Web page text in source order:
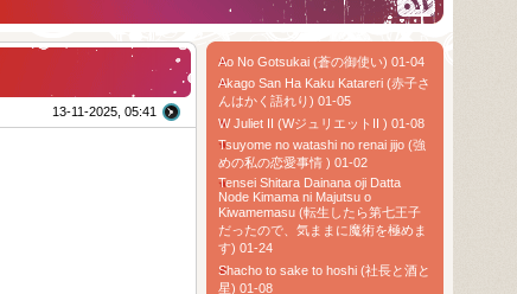
13-11-2025, 05:41
Ao No Gotsukai (蒼の御使い) 01-04
Akago San Ha Kaku Katareri (赤子さ
んはかく語れり) 01-05
W Juliet II (WジュリエットII ) 01-08
Tsuyome no watashi no renai jijo (強
めの私の恋愛事情 ) 01-02
Tensei Shitara Dainana oji Datta
Node Kimama ni Majutsu o
Kiwamemasu (転生したら第七王子
だったので、気ままに魔術を極めま
す) 01-24
Shacho to sake to hoshi (社長と酒と
星) 01-08